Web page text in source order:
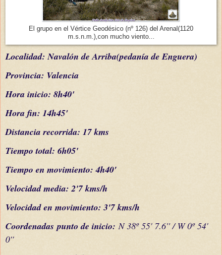
El grupo en el Vértice Geodésico (nº 126) del Arenal(1120
m.s.n.m.),con mucho viento...
Localidad: Navalón de Arriba(pedanía de Enguera)
Provincia: Valencia
Hora inicio: 8h40'
Hora fin: 14h45'
Distancia recorrida: 17 kms
Tiempo total: 6h05'
Tiempo en movimiento: 4h40'
Velocidad media: 2'7 kms/h
Velocidad en movimiento: 3'7 kms/h
Coordenadas punto de inicio:N 38º 55' 7.6'' / W 0º 54'
0''